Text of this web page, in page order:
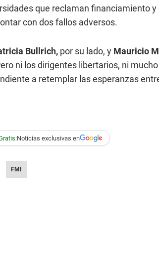
que reclaman financiamiento
con dos fallos adversos.
Bullrich, por su lado, y Mauricio
ni los dirigentes libertarios, ni
a retemplar las esperanzas
Noticias exclusivas en
FMI